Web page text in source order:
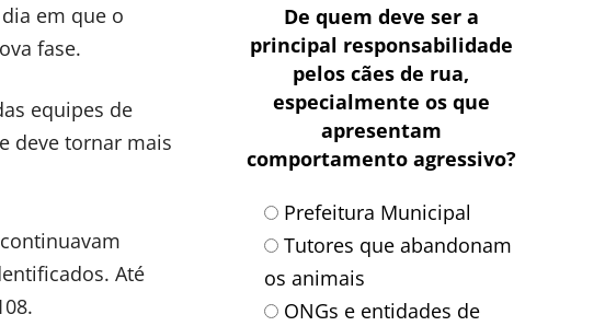
em que o
fase.
equipes de
deve tornar mais
Até
De quem deve ser a
principal responsabilidade
pelos cães de rua,
especialmente os que
apresentam
comportamento agressivo?
Prefeitura Municipal
Tutores que abandonam
os animais
ONGs e entidades de